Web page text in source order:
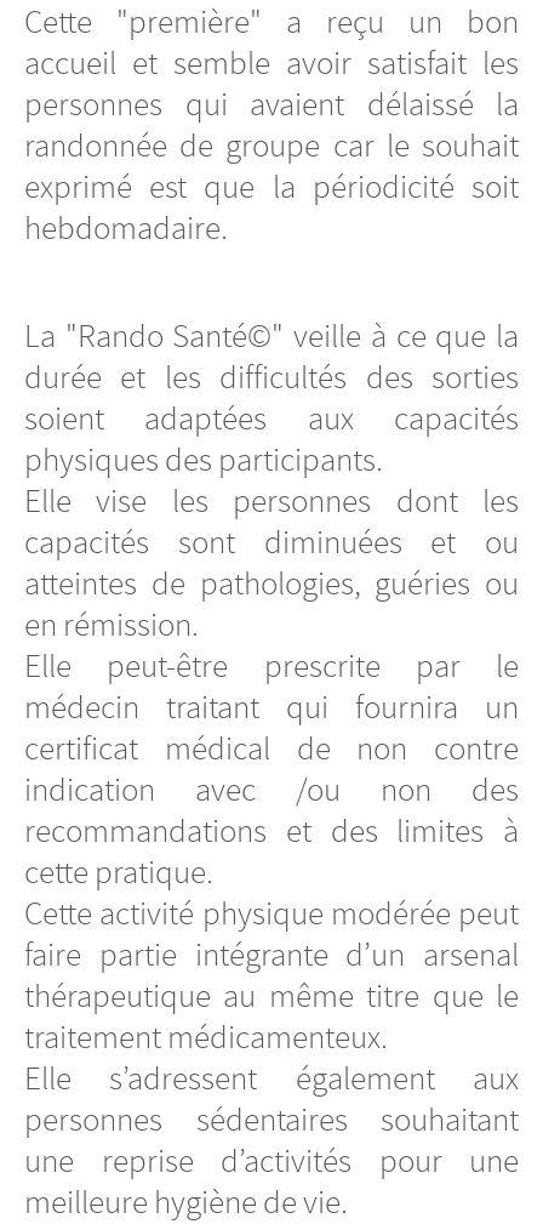
Cette "première" a reçu un bon
accueil et semble avoir satisfait les
personnes qui avaient délaissé la
randonnée de groupe car le souhait
exprimé est que la périodicité soit
hebdomadaire.
La "Rando Santé©" veille à ce que la
durée et les difficultés des sorties
soient adaptées aux capacités
physiques des participants.
Elle vise les personnes dont les
capacités sont diminuées et ou
atteintes de pathologies, guéries ou
en rémission.
Elle peut-être prescrite par le
médecin traitant qui fournira un
certificat médical de non contre
indication avec /ou non des
recommandations et des limites à
cette pratique.
Cette activité physique modérée peut
faire partie intégrante d’un arsenal
thérapeutique au même titre que le
traitement médicamenteux.
Elle s’adressent également aux
personnes sédentaires souhaitant
une reprise d’activités pour une
meilleure hygiène de vie.